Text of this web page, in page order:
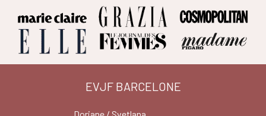
EVJF BARCELONE